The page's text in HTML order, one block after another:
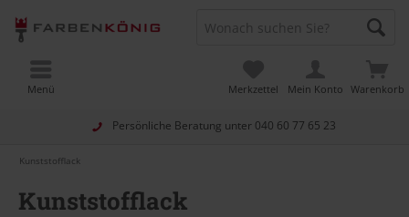
Persönliche Beratung unter 040 60 77 65 23
Warenkorb
Merkzettel Mein Konto
Menü
Kunststofflack
Kunststofflack